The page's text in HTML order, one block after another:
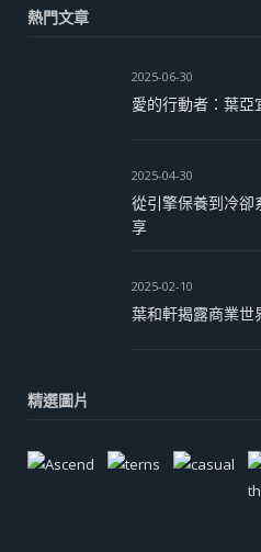
熱門文章
2025-06-30
愛的行動者：葉
2025-04-30
從引擎保養到冷卻
享
2025-02-10
葉和軒揭露商業世
精選圖片